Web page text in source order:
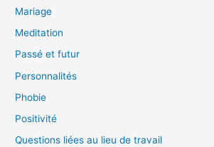
Mariage
Meditation
Passé et futur
Personnalités
Phobie
Positivité
Questions liées au lieu de travail